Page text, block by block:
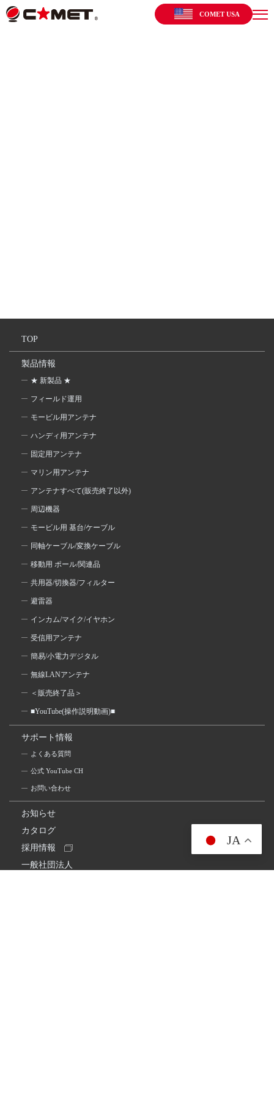
COMET USA
TOP
製品情報
★ 新製品 ★
フィールド運用
モービル用アンテナ
ハンディ用アンテナ
固定用アンテナ
マリン用アンテナ
アンテナすべて(販売終了以外)
周辺機器
モービル用 基台/ケーブル
同軸ケーブル/変換ケーブル
移動用 ポール/関連品
共用器/切換器/フィルター
避雷器
インカム/マイク/イヤホン
受信用アンテナ
簡易/小電力デジタル
無線LANアンテナ
＜販売終了品＞
■YouTube(操作説明動画)■
サポート情報
よくある質問
公式 YouTube CH
お問い合わせ
お知らせ
カタログ
採用情報
一般社団法人
JA